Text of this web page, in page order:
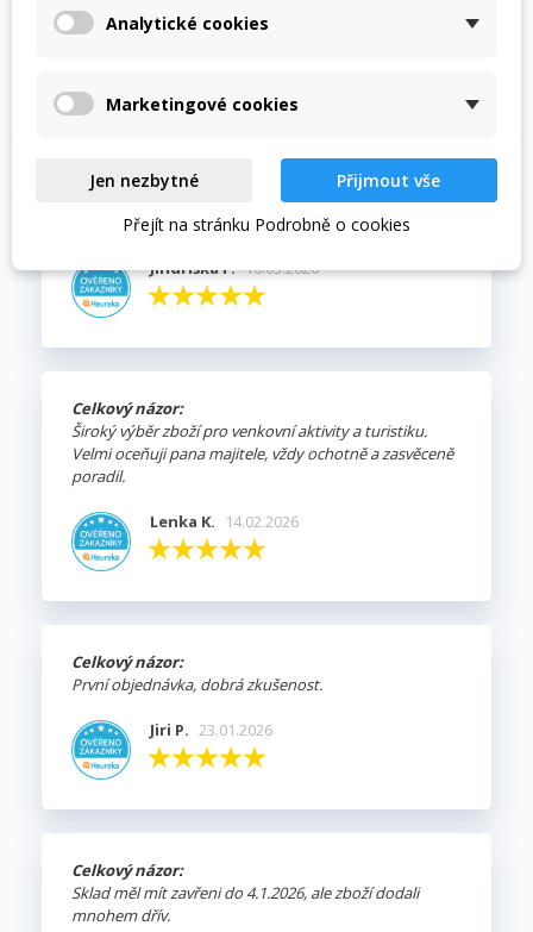
Velmi rychlé bezproblémové dodání
Výběr Ceny Komunikace Pečlivé balení Rychlé odeslání
Jindřiška F. 10.03.2026
Celkový názor:
Široký výběr zboží pro venkovní aktivity a turistiku.
Velmi oceňuji pana majitele, vždy ochotně a zasvěceně
poradil.
Lenka K. 14.02.2026
Celkový názor:
První objednávka, dobrá zkušenost.
Jiri P. 23.01.2026
Celkový názor:
Sklad měl mít zavřeni do 4.1.2026, ale zboží dodali
mnohem dřív.
Analytické cookies
Marketingové cookies
Jen nezbytné
Přijmout vše
Přejít na stránku Podrobně o cookies